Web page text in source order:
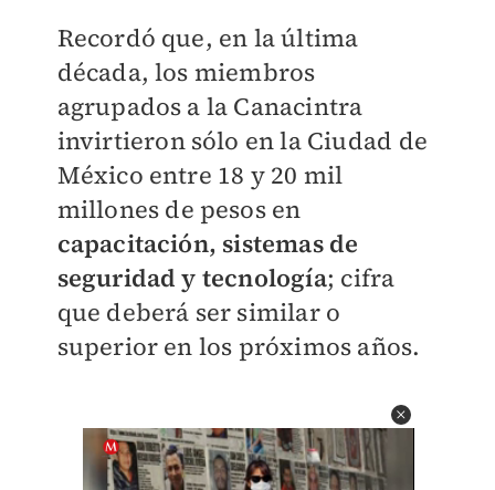
Recordó que, en la última
década, los miembros
agrupados a la Canacintra
invirtieron sólo en la Ciudad de
México entre 18 y 20 mil
millones de pesos en
capacitación, sistemas de
seguridad y tecnología; cifra
que deberá ser similar o
superior en los próximos años.